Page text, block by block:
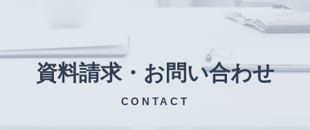
資料請求・お問い合わせ
CONTACT